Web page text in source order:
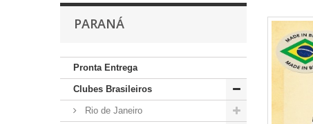
PARANÁ
Pronta Entrega
Clubes Brasileiros
Rio de Janeiro